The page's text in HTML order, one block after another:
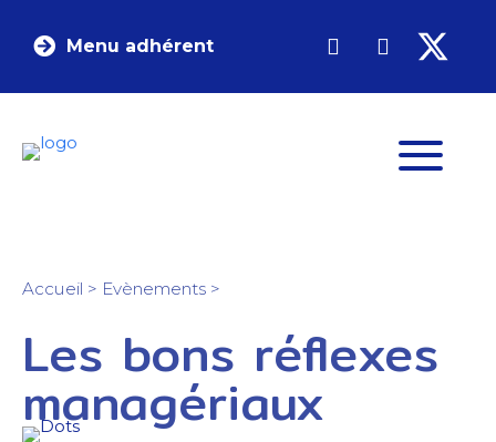
Menu adhérent
Accueil > Evènements >
Les bons réflexes
managériaux